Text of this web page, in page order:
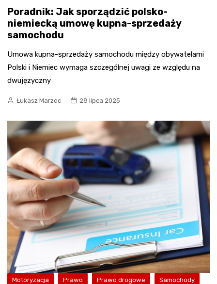
Poradnik: Jak sporządzić polsko-
niemiecką umowę kupna-sprzedaży
samochodu
Umowa kupna-sprzedaży samochodu między obywatelami
Polski i Niemiec wymaga szczególnej uwagi ze względu na
dwujęzyczny
Łukasz Marzec 28 lipca 2025
Motoryzacja Prawo Prawo drogowe Samochody